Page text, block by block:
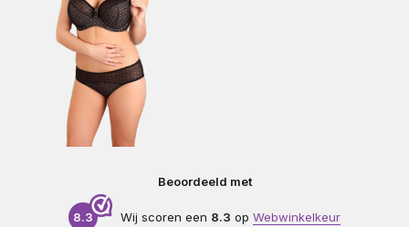
Beoordeeld met
8.3 Wij scoren een 8.3 op Webwinkelkeur